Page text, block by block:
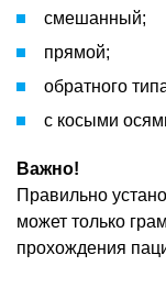
смешанный;
прямой;
обратного
с косыми
Важно!
Правильно
может только
прохождения